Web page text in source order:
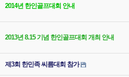
2014년 한인골프대회 안내
2013년 8.15 기념 한인골프대회 개최 안내
제3회 한민족 씨름대회 참가